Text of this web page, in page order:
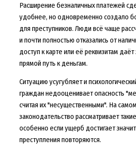
Расширение безналичных платежей
удобнее, но одновременно создало
для преступников. Люди всё чаще
и почти полностью отказались от
доступ к карте или её реквизитам
прямой путь к деньгам.
Ситуацию усугубляет и
граждан недооценивает опасность
считая их "несущественными". На
законодательство рассматривает
особенно если ущерб достигает
преступления повторяются.